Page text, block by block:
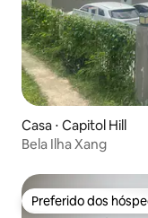
Casa ⋅ Capitol Hill
Bela Ilha Xang
Preferido dos
Preferido dos